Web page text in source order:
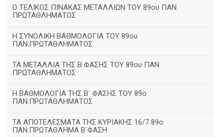
Ο ΤΕΛΙΚΟΣ ΠΙΝΑΚΑΣ ΜΕΤΑΛΛΙΩΝ ΤΟΥ 89ου ΠΑΝ
ΠΡΩΤΑΘΛΗΜΑΤΟΣ
Η ΣΥΝΟΛΙΚΗ ΒΑΘΜΟΛΟΓΙΑ ΤΟΥ 89ου
ΠΑΝ.ΠΡΩΤΑΘΛΗΜΑΤΟΣ
ΤΑ ΜΕΤΑΛΛΙΑ ΤΗΣ Β ΦΑΣΗΣ ΤΟΥ 89ου ΠΑΝ
ΠΡΩΤΑΘΛΗΜΑΤΟΣ
H ΒΑΘΜΟΛΟΓΙΑ ΤΗΣ Β΄ ΦΑΣΗΣ ΤΟΥ 89ο
ΠΑΝ.ΠΡΩΤΑΘΛΗΜΑΤΟΣ
ΤΑ ΑΠΟΤΕΛΕΣΜΑΤΑ ΤΗΣ ΚΥΡΙΑΚΗΣ 16/7 89ο
ΠΑΝ.ΠΡΩΤΑΘΛΗΜΑ Β΄ΦΑΣΗ